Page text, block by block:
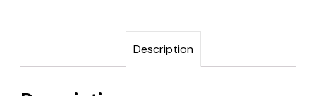
Description